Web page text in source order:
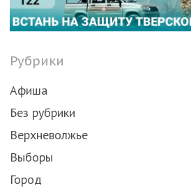
Рубрики
Афиша
Без рубрики
Верхневолжье
Выборы
Город